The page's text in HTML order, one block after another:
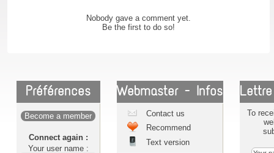
Nobody gave a comment yet.
Be the first to do so!
Préférences
Become a member
Connect again :
Your user name :
Webmaster - Infos
Contact us
Recommend
Text version
To